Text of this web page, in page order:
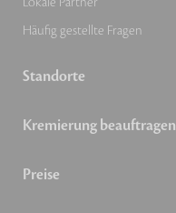
Häufig gestellte Fragen
Standorte
Kremierung beauftragen
Preise